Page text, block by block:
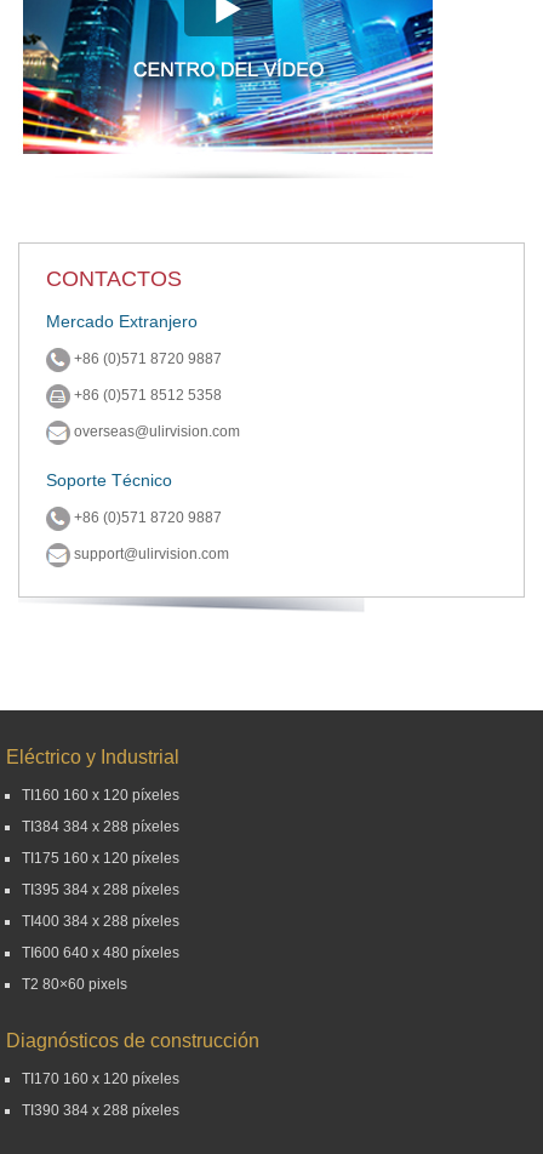
CONTACTOS
Mercado Extranjero
+86 (0)571 8720 9887
+86 (0)571 8512 5358
overseas@ulirvision.com
Soporte Técnico
+86 (0)571 8720 9887
support@ulirvision.com
Eléctrico y Industrial
TI160 160 x 120 píxeles
TI384 384 x 288 píxeles
TI175 160 x 120 píxeles
TI395 384 x 288 píxeles
TI400 384 x 288 píxeles
TI600 640 x 480 píxeles
T2 80×60 pixels
Diagnósticos de construcción
TI170 160 x 120 píxeles
TI390 384 x 288 píxeles